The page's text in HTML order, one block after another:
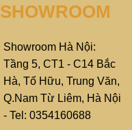
SHOWROOM
Showroom Hà Nội:
Tầng 5, CT1 - C14 Bắc
Hà, Tố Hữu, Trung Văn,
Q.Nam Từ Liêm, Hà Nội
- Tel: 0354160688